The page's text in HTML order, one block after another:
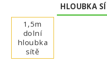
HLOUBKA
1,5m
dolní
hloubka
sítě